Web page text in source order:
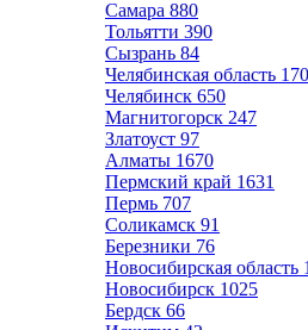
Самара 880
Тольятти 390
Сызрань 84
Челябинская область
Челябинск 650
Магнитогорск 247
Златоуст 97
Алматы 1670
Пермский край 1631
Пермь 707
Соликамск 91
Березники 76
Новосибирская область
Новосибирск 1025
Бердск 66